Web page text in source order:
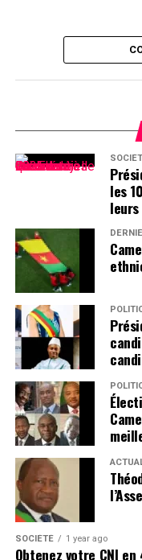
les
SOCIÉTÉ 1 year ago
Obtenez votre CNI